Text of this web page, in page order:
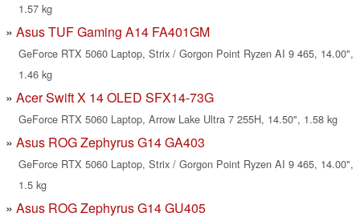
1.57 kg
Asus TUF Gaming A14 FA401GM
GeForce RTX 5060 Laptop, Strix / Gorgon Point Ryzen AI 9 465, 14.00",
1.46 kg
Acer Swift X 14 OLED SFX14-73G
GeForce RTX 5060 Laptop, Arrow Lake Ultra 7 255H, 14.50", 1.58 kg
Asus ROG Zephyrus G14 GA403
GeForce RTX 5060 Laptop, Strix / Gorgon Point Ryzen AI 9 465, 14.00",
1.5 kg
Asus ROG Zephyrus G14 GU405